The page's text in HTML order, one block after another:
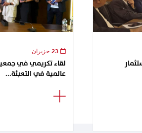
عالمية في التعبئة...